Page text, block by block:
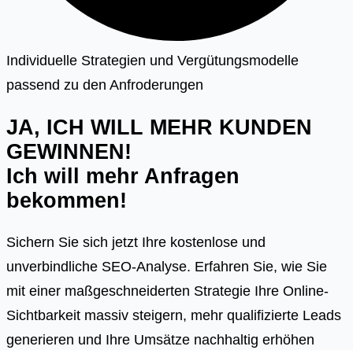
Individuelle Strategien und Vergütungsmodelle
passend zu den Anfroderungen
JA, ICH WILL MEHR KUNDEN
GEWINNEN!
Ich will mehr Anfragen
bekommen!
Sichern Sie sich jetzt Ihre kostenlose und
unverbindliche SEO-Analyse. Erfahren Sie, wie Sie
mit einer maßgeschneiderten Strategie Ihre Online-
Sichtbarkeit massiv steigern, mehr qualifizierte Leads
generieren und Ihre Umsätze nachhaltig erhöhen